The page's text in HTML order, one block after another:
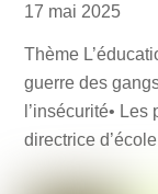
17 mai 2025
Thème
guerre des
l’insécurité•
directrice